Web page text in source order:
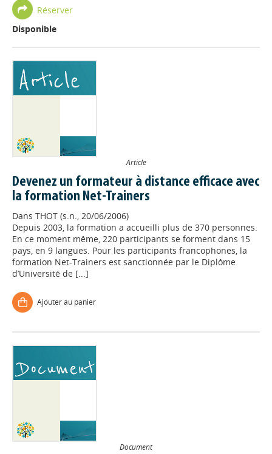
Réserver
Disponible
Article
Devenez un formateur à distance efficace avec
la formation Net-Trainers
Dans THOT (s.n., 20/06/2006)
Depuis 2003, la formation a accueilli plus de 370 personnes.
En ce moment même, 220 participants se forment dans 15
pays, en 9 langues. Pour les participants francophones, la
formation Net-Trainers est sanctionnée par le Diplôme
d’Université de [...]
Ajouter au panier
Document